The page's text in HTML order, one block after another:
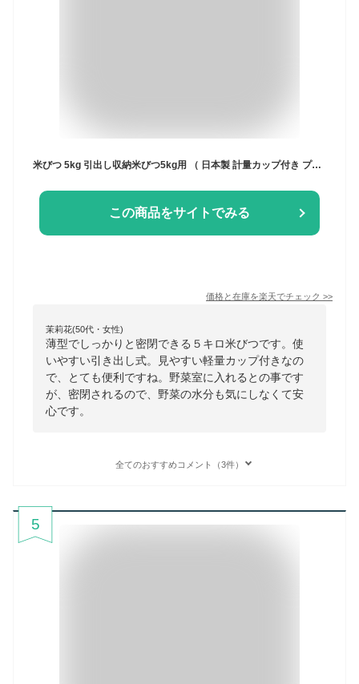
米びつ 5kg 引出し収納米びつ5kg用 （ 日本製 計量カップ付き プラスチック 冷蔵庫 引き出し 引出し 米櫃 こめびつ ライスボックス お米ケース 5キロ システムキッチン 米 お米 お米収納 お米保存 保管 収納 ケース ） 【3980円以上送料無料】
この商品をサイトでみる
価格と在庫を楽天でチェック >>
茉莉花(50代・女性)
薄型でしっかりと密閉できる５キロ米びつです。使
いやすい引き出し式。見やすい軽量カップ付きなの
で、とても便利ですね。野菜室に入れるとの事です
が、密閉されるので、野菜の水分も気にしなくて安
心です。
全てのおすすめコメント（3件）
5